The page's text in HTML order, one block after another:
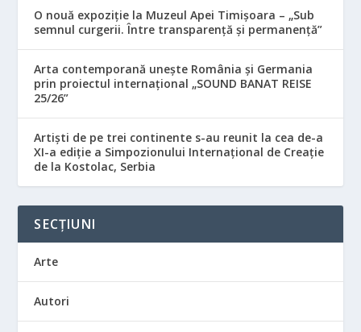
O nouă expoziție la Muzeul Apei Timișoara – „Sub
semnul curgerii. Între transparență și permanență”
Arta contemporană unește România și Germania
prin proiectul internațional „SOUND BANAT REISE
25/26”
Artiști de pe trei continente s-au reunit la cea de-a
XI-a ediție a Simpozionului Internațional de Creație
de la Kostolac, Serbia
SECȚIUNI
Arte
Autori